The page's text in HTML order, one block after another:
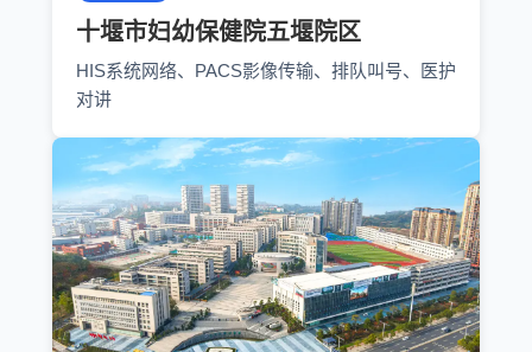
十堰市妇幼保健院五堰院区
HIS系统网络、PACS影像传输、排队叫号、医护
对讲